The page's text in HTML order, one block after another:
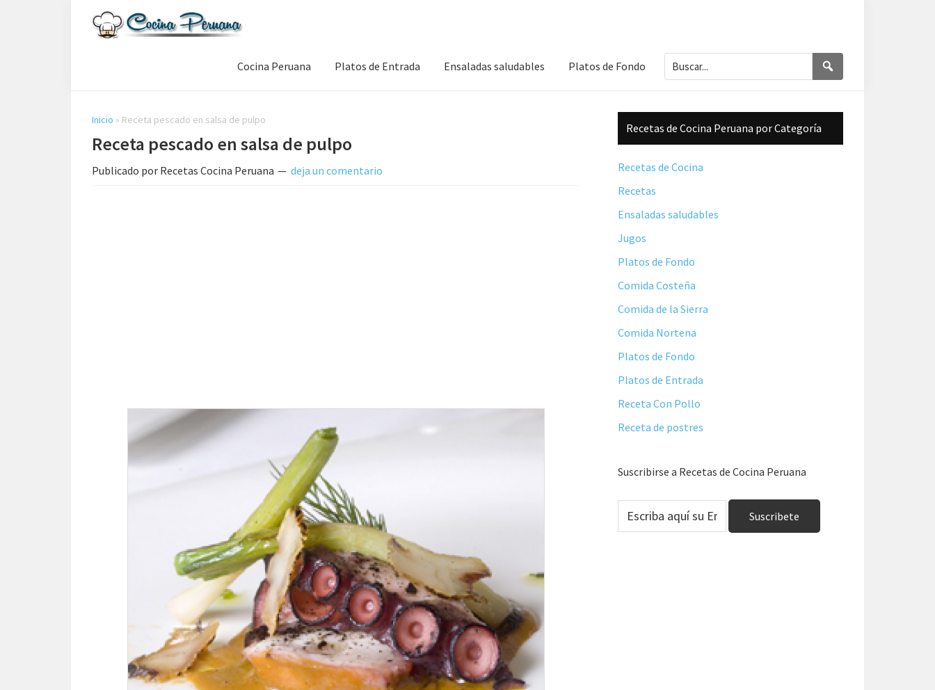
de
Comida
Peruana
Cocina Peruana Platos de Entrada Ensaladas saludables Platos de Fondo Buscar...
Inicio » Receta pescado en salsa de pulpo
Receta pescado en salsa de pulpo
Publicado por Recetas Cocina Peruana deja un comentario
Barra
lateral
principal
Recetas de Cocina Peruana por Categoría
Recetas de Cocina
Recetas
Ensaladas saludables
Jugos
Platos de Fondo
Comida Costeña
Comida de la Sierra
Comida Nortena
Platos de Fondo
Platos de Entrada
Receta Con Pollo
Receta de postres
Suscribirse a Recetas de Cocina Peruana